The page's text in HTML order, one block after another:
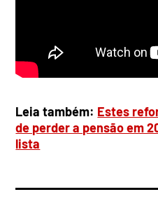
Leia também: Estes
de perder a pensão em
lista